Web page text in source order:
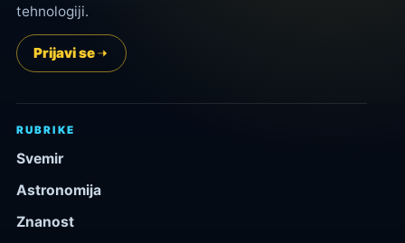
tehnologiji.
Prijavi se
RUBRIKE
Svemir
Astronomija
Znanost